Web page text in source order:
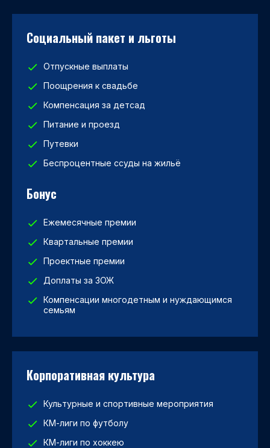
Социальный пакет и льготы
Отпускные выплаты
Поощрения к свадьбе
Компенсация за детсад
Питание и проезд
Путевки
Беспроцентные ссуды на жильё
Бонус
Ежемесячные премии
Квартальные премии
Проектные премии
Доплаты за ЗОЖ
Компенсации многодетным и нуждающимся
семьям
Корпоративная культура
Культурные и спортивные мероприятия
КМ-лиги по футболу
КМ-лиги по хоккею